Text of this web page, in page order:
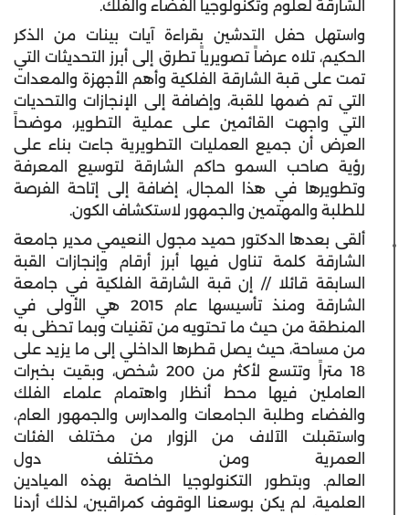
الشارقة لعلوم وتكنولوجيا الفضاء والفلك.
واستهل حفل التدشين بقراءة آيات بينات من الذكر
الحكيم، تلاه عرضاً تصويرياً تطرق إلى أبرز التحديثات التي
تمت على قبة الشارقة الفلكية وأهم الأجهزة والمعدات
التي تم ضمها للقبة، وإضافة إلى الإنجازات والتحديات
التي واجهت القائمين على عملية التطوير، موضحاً
العرض أن جميع العمليات التطويرية جاءت بناء على
رؤية صاحب السمو حاكم الشارقة لتوسيع المعرفة
وتطويرها في هذا المجال، إضافة إلى إتاحة الفرصة
للطلبة والمهتمين والجمهور لاستكشاف الكون.
ألقى بعدها الدكتور حميد مجول النعيمي مدير جامعة
الشارقة كلمة تناول فيها أبرز أرقام وإنجازات القبة
السابقة قائلا // إن قبة الشارقة الفلكية في جامعة
الشارقة ومنذ تأسيسها عام 2015 هي الأولى في
المنطقة من حيث ما تحتويه من تقنيات وبما تحظى به
من مساحة، حيث يصل قطرها الداخلي إلى ما يزيد على
18 متراً وتتسع لأكثر من 200 شخص، وبقيت بخبرات
العاملين فيها محط أنظار واهتمام علماء الفلك
والفضاء وطلبة الجامعات والمدارس والجمهور العام،
واستقبلت الآلاف من الزوار من مختلف الفئات
العمرية ومن مختلف دول
العالم. وبتطور التكنولوجيا الخاصة بهذه الميادين
العلمية، لم يكن بوسعنا الوقوف كمراقبين، لذلك أردنا